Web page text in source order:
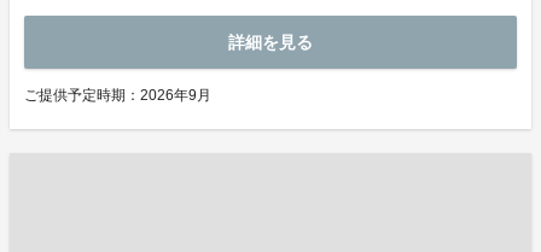
詳細を見る
ご提供予定時期：2026年9月